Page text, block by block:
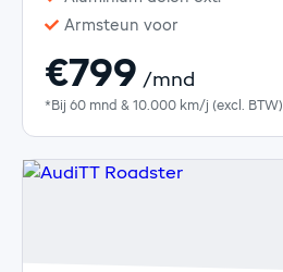
Armsteun voor
€799 /mnd
*Bij 60 mnd & 10.000 km/j (excl. BTW)